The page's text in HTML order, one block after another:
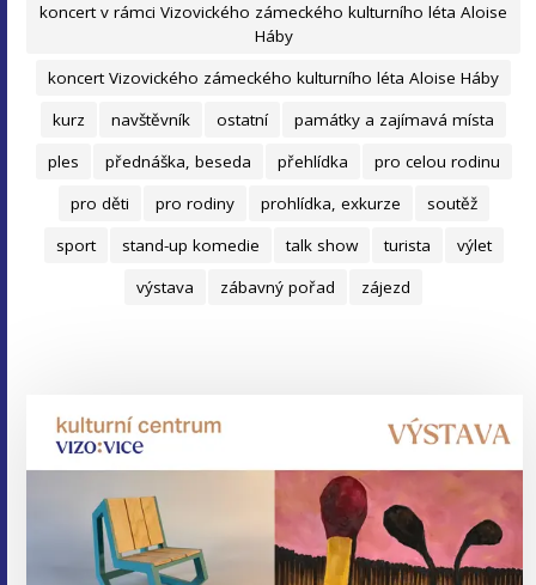
koncert v rámci Vizovického zámeckého kulturního léta Aloise
Háby
koncert Vizovického zámeckého kulturního léta Aloise Háby
kurz
navštěvník ostatní
památky a zajímavá místa
ples
přednáška, beseda přehlídka
pro celou rodinu
pro děti
pro rodiny prohlídka, exkurze
soutěž
sport
stand-up komedie talk show turista
výlet
výstava
zábavný pořad zájezd